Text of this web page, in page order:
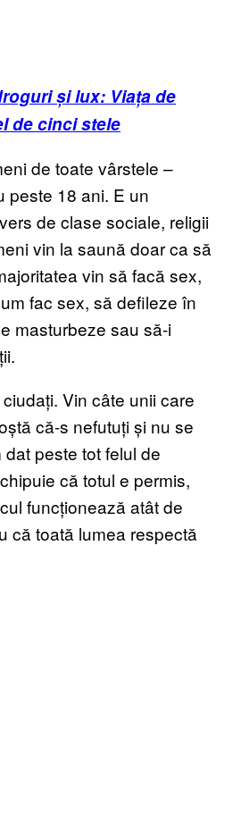
și lux: Viața de
de cinci stele
de toate vârstele –
peste 18 ani. E un
de clase sociale, religii
vin la saună doar ca să
vin să facă sex,
fac sex, să defileze în
masturbeze sau să-i
Vin câte unii care
că-s nefutuți și nu se
peste tot felul de
că totul e permis,
funcționează atât de
că toată lumea respectă